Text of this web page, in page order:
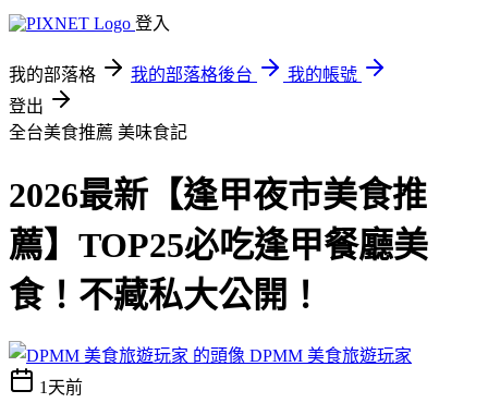
登入
我的部落格 我的部落格後台
我的帳號
登出
全台美食推薦 美味食記
2026最新【逢甲夜市美食推
薦】TOP25必吃逢甲餐廳美
食！不藏私大公開！
DPMM 美食旅遊玩家
1天前